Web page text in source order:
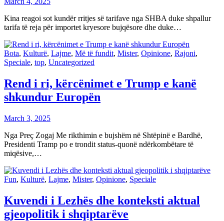
Kina reagoi sot kundër rritjes së tarifave nga SHBA duke shpallur
tarifa të reja për importet kryesore bujqësore dhe duke…
Bota, Kulturë, Lajme, Më të fundit, Mister, Opinione, Rajoni,
Speciale, top, Uncategorized
Rend i ri, kërcënimet e Trump e kanë
shkundur Europën
March 3, 2025
Nga Preç Zogaj Me rikthimin e bujshëm në Shtëpinë e Bardhë,
Presidenti Tramp po e trondit status-quonë ndërkombëtare të
miqësive,…
Fun, Kulturë, Lajme, Mister, Opinione, Speciale
Kuvendi i Lezhës dhe konteksti aktual
gjeopolitik i shqiptarëve